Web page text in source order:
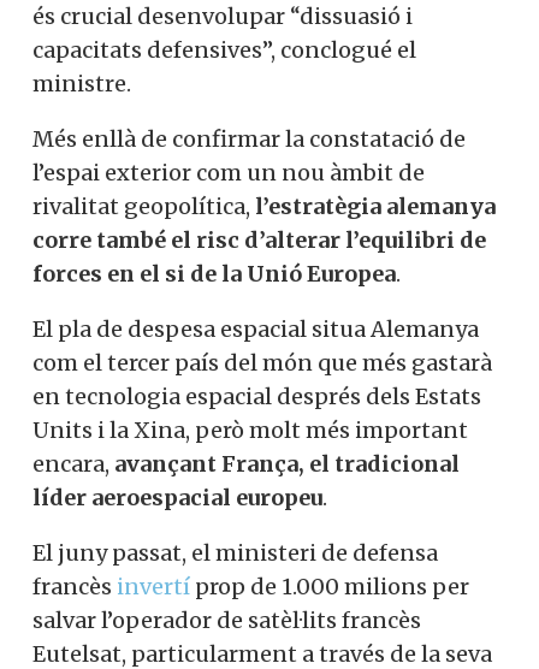
és crucial desenvolupar “dissuasió i
capacitats defensives”, conclogué el
ministre.
Més enllà de confirmar la constatació de
l’espai exterior com un nou àmbit de
rivalitat geopolítica, l’estratègia alemanya
corre també el risc d’alterar l’equilibri de
forces en el si de la Unió Europea.
El pla de despesa espacial situa Alemanya
com el tercer país del món que més gastarà
en tecnologia espacial després dels Estats
Units i la Xina, però molt més important
encara, avançant França, el tradicional
líder aeroespacial europeu.
El juny passat, el ministeri de defensa
francès invertí prop de 1.000 milions per
salvar l’operador de satèl·lits francès
Eutelsat, particularment a través de la seva